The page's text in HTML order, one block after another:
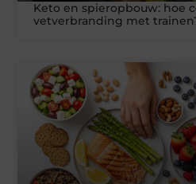
Keto en spieropbouw: hoe
vetverbranding met